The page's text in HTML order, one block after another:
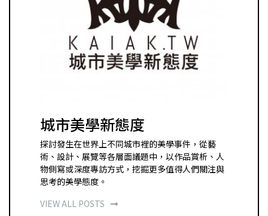
城市美學新態度
探討發生在世界上不同城市裡的美學事件，從藝
術、設計、展覽等各層面議題中，以作品賞析、人
物側寫或深度專訪方式，挖掘更多值得人們關注與
思考的美學態度。
VIEW ALL POSTS